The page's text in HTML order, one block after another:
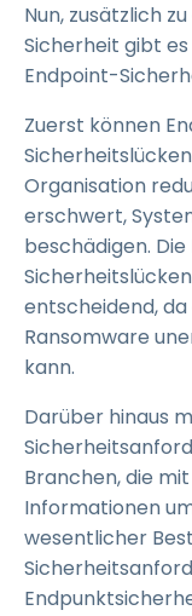
Nun, zusätzlich
Sicherheit gibt
Endpoint-
Zuerst können
Organisation
erschwert,
beschädigen.
entscheidend,
Ransomware
kann.
Darüber hinaus
Branchen, die
Informationen
wesentlicher